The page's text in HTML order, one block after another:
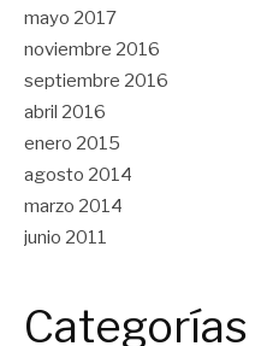
mayo 2017
noviembre 2016
septiembre 2016
abril 2016
enero 2015
agosto 2014
marzo 2014
junio 2011
Categorías